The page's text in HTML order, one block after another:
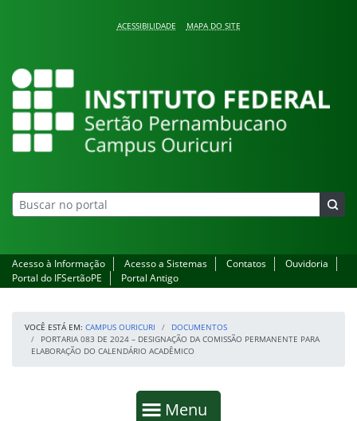
ACESSIBILIDADE MAPA DO SITE
Campus Ouricuri
Acesso à Informação Acesso a Sistemas Contatos
Ouvidoria
Portal do IFSertãoPE
Portal Antigo
VOCÊ ESTÁ EM: CAMPUS OURICURI
DOCUMENTOS
PORTARIA 083 DE 2024 – DESIGNAÇÃO DA COMISSÃO PERMANENTE PARA
ELABORAÇÃO DO CALENDÁRIO ACADÊMICO
Mostrar
Menu